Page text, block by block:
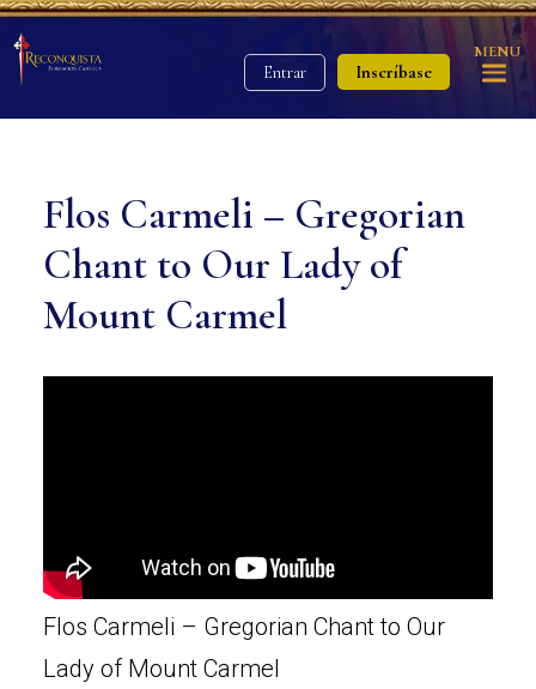
Entrar Inscríbase
MENU
Flos Carmeli – Gregorian
Chant to Our Lady of
Mount Carmel
Flos Carmeli – Gregorian Chant to Our
Lady of Mount Carmel